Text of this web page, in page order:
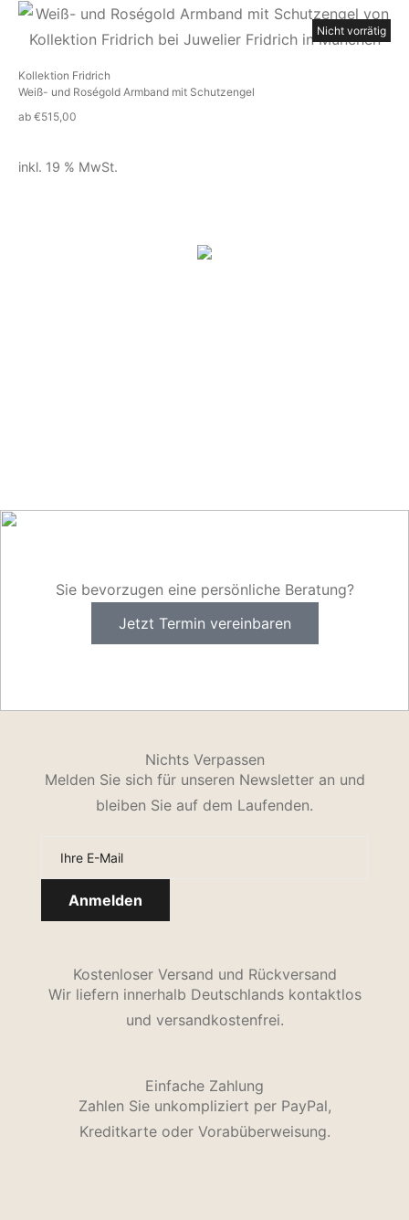
Nicht vorrätig
Kollektion Fridrich
Weiß- und Roségold Armband mit Schutzengel
ab €515,00
inkl. 19 % MwSt.
Sie bevorzugen eine persönliche Beratung?
Jetzt Termin vereinbaren
Nichts Verpassen
Melden Sie sich für unseren Newsletter an und
bleiben Sie auf dem Laufenden.
Kostenloser Versand und Rückversand
Wir liefern innerhalb Deutschlands kontaktlos
und versandkostenfrei.
Einfache Zahlung
Zahlen Sie unkompliziert per PayPal,
Kreditkarte oder Vorabüberweisung.